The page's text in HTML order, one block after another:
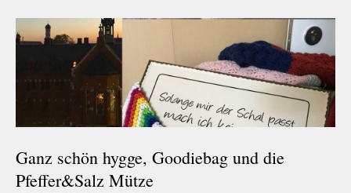
Ganz schön hygge, Goodiebag und die
Pfeffer&Salz Mütze